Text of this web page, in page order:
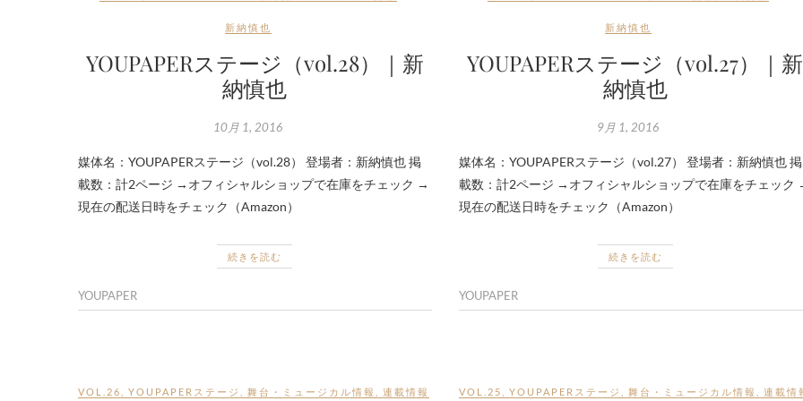
新納慎也
YOUPAPERステージ（vol.28）｜新
納慎也
10月 1, 2016
媒体名：YOUPAPERステージ（vol.28） 登場者：新納慎也 掲
載数：計2ページ →オフィシャルショップで在庫をチェック →
現在の配送日時をチェック（Amazon）
続きを読む
YOUPAPER
新納慎也
YOUPAPERステージ（vol.27）｜新
納慎也
9月 1, 2016
媒体名：YOUPAPERステージ（vol.27） 登場者：新納慎也 掲
載数：計2ページ →オフィシャルショップで在庫をチェック
現在の配送日時をチェック（Amazon）
続きを読む
YOUPAPER
VOL.26 YOUPAPERステージ 舞台・ミュージカル情報 連載情報 VOL.25 YOUPAPERステージ 舞台・ミュージカル情報 連載情